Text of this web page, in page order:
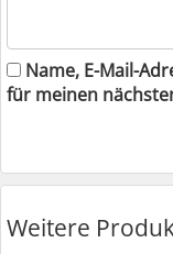
Name, E-Mail-
für meinen
Weitere